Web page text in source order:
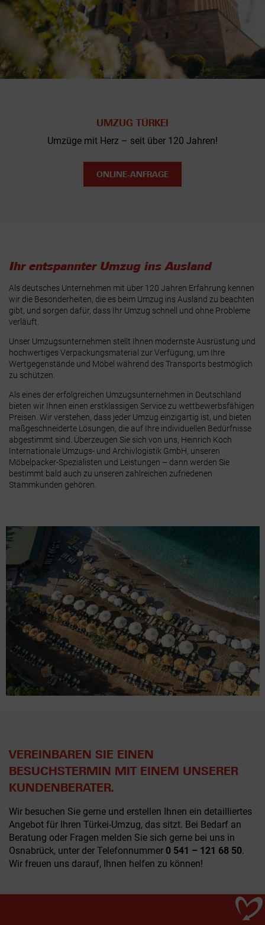
UMZUG TÜRKEI
Umzüge mit Herz – seit über 120 Jahren!
ONLINE-ANFRAGE
Ihr entspannter Umzug ins Ausland
Als deutsches Unternehmen mit über 120 Jahren Erfahrung kennen
wir die Besonderheiten, die es beim Umzug ins Ausland zu beachten
gibt, und sorgen dafür, dass Ihr Umzug schnell und ohne Probleme
verläuft.
Unser Umzugsunternehmen stellt Ihnen modernste Ausrüstung und
hochwertiges Verpackungsmaterial zur Verfügung, um Ihre
Wertgegenstände und Möbel während des Transports bestmöglich
zu schützen.
Als eines der erfolgreichen Umzugsunternehmen in Deutschland
bieten wir Ihnen einen erstklassigen Service zu wettbewerbsfähigen
Preisen. Wir verstehen, dass jeder Umzug einzigartig ist, und bieten
maßgeschneiderte Lösungen, die auf Ihre individuellen Bedürfnisse
abgestimmt sind. Überzeugen Sie sich von uns, Heinrich Koch
Internationale Umzugs- und Archivlogistik GmbH, unseren
Möbelpacker-Spezialisten und Leistungen – dann werden Sie
bestimmt bald auch zu unseren zahlreichen zufriedenen
Stammkunden gehören.
VEREINBAREN SIE EINEN
BESUCHSTERMIN MIT EINEM UNSERER
KUNDENBERATER.
Wir besuchen Sie gerne und erstellen Ihnen ein detailliertes
Angebot für Ihren Türkei-Umzug, das sitzt. Bei Bedarf an
Beratung oder Fragen melden Sie sich gerne bei uns in
Osnabrück, unter der Telefonnummer 0 541 – 121 68 50.
Wir freuen uns darauf, Ihnen helfen zu können!